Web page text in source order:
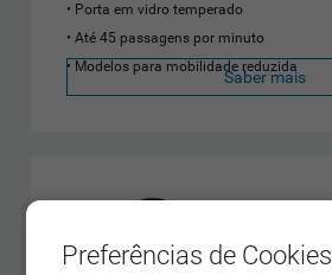
Porta em vidro temperado
Até 45 passagens por minuto
Modelos para mobilidade reduzida
Saber mais
Preferências de Cookies